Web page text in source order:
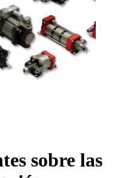
sobre las